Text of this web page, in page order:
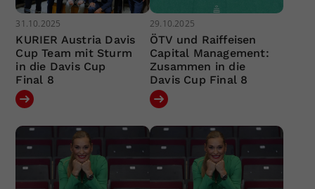
31.10.2025
KURIER Austria Davis
Cup Team mit Sturm
in die Davis Cup
Final 8
29.10.2025
ÖTV und Raiffeisen
Capital Management:
Zusammen in die
Davis Cup Final 8